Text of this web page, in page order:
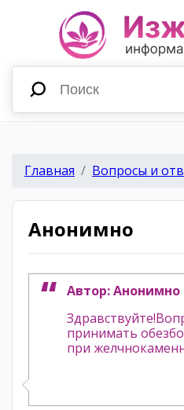
Главная Вопросы и
Анонимно
Автор: Анонимно
принимать
при